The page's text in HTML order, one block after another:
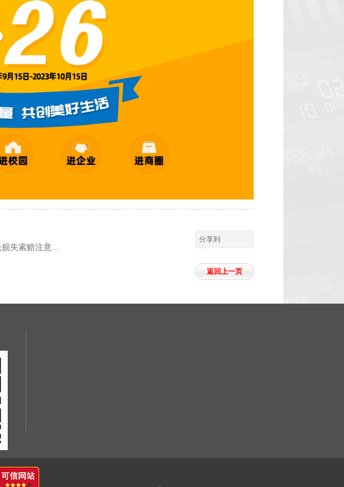
期货交易者维权教育宣传暨 ——期货强行平仓损失索赔注意事项
分享到
返回上一页